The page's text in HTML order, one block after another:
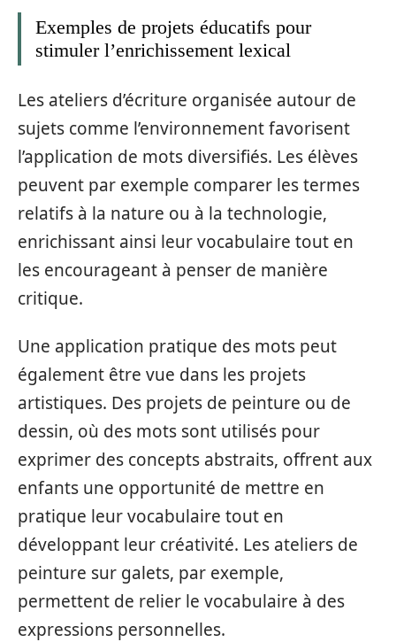
Exemples de projets éducatifs pour
stimuler l’enrichissement lexical
Les ateliers d’écriture organisée autour de
sujets comme l’environnement favorisent
l’application de mots diversifiés. Les élèves
peuvent par exemple comparer les termes
relatifs à la nature ou à la technologie,
enrichissant ainsi leur vocabulaire tout en
les encourageant à penser de manière
critique.
Une application pratique des mots peut
également être vue dans les projets
artistiques. Des projets de peinture ou de
dessin, où des mots sont utilisés pour
exprimer des concepts abstraits, offrent aux
enfants une opportunité de mettre en
pratique leur vocabulaire tout en
développant leur créativité. Les ateliers de
peinture sur galets, par exemple,
permettent de relier le vocabulaire à des
expressions personnelles.